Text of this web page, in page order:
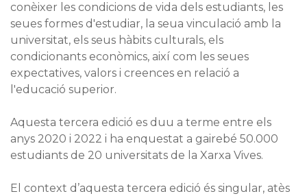
conèixer les condicions de vida dels estudiants, les
seues formes d'estudiar, la seua vinculació amb la
universitat, els seus hàbits culturals, els
condicionants econòmics, així com les seues
expectatives, valors i creences en relació a
l'educació superior.
Aquesta tercera edició es duu a terme entre els
anys 2020 i 2022 i ha enquestat a gairebé 50.000
estudiants de 20 universitats de la Xarxa Vives.
El context d’aquesta tercera edició és singular, atès